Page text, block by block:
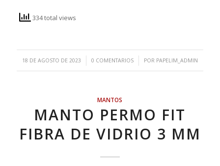
334 total views
18 DE AGOSTO DE 2023
/ 0 COMENTARIOS
/ POR PAPELIM_ADMIN
MANTOS
MANTO PERMO FIT
FIBRA DE VIDRIO 3 MM